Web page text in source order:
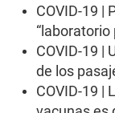
COVID-19 |
COVID-19 |
de los
COVID-19 |